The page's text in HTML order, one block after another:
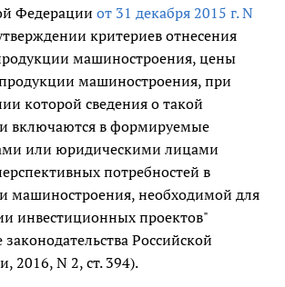
Федерации от 31 декабря 2015 г. N
критериев отнесения
машиностроения, цены
машиностроения, при
которой сведения о такой
включаются в формируемые
или юридическими лицами
потребностей в
машиностроения, необходимой для
инвестиционных проектов"
Российской
2016, N 2, ст. 394).